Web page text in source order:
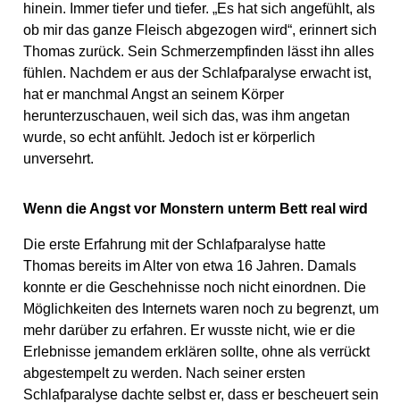
hinein. Immer tiefer und tiefer. „Es hat sich angefühlt, als
ob mir das ganze Fleisch abgezogen wird“, erinnert sich
Thomas zurück. Sein Schmerzempfinden lässt ihn alles
fühlen. Nachdem er aus der Schlafparalyse erwacht ist,
hat er manchmal Angst an seinem Körper
herunterzuschauen, weil sich das, was ihm angetan
wurde, so echt anfühlt. Jedoch ist er körperlich
unversehrt.
Wenn die Angst vor Monstern unterm Bett real wird
Die erste Erfahrung mit der Schlafparalyse hatte
Thomas bereits im Alter von etwa 16 Jahren. Damals
konnte er die Geschehnisse noch nicht einordnen. Die
Möglichkeiten des Internets waren noch zu begrenzt, um
mehr darüber zu erfahren. Er wusste nicht, wie er die
Erlebnisse jemandem erklären sollte, ohne als verrückt
abgestempelt zu werden. Nach seiner ersten
Schlafparalyse dachte selbst er, dass er bescheuert sein